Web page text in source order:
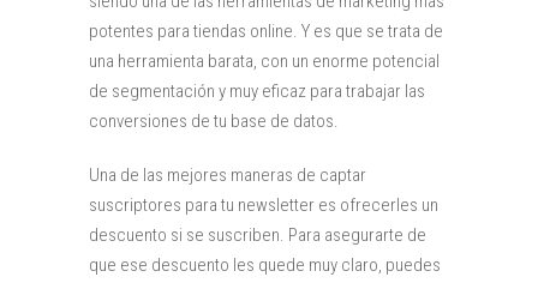
potentes para tiendas online. Y es que se trata de
una herramienta barata, con un enorme potencial
de segmentación y muy eficaz para trabajar las
conversiones de tu base de datos.
Una de las mejores maneras de captar
suscriptores para tu newsletter es ofrecerles un
descuento si se suscriben. Para asegurarte de
que ese descuento les quede muy claro, puedes